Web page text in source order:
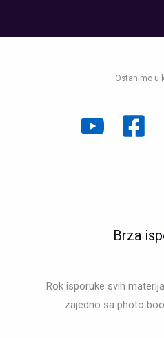
Ostanimo u
Brza
Rok isporuke svih
zajedno sa photo